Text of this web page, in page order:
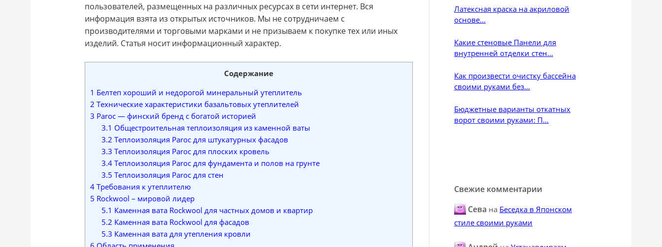
пользователей, размещенных на различных ресурсах в сети интернет. Вся
информация взята из открытых источников. Мы не сотрудничаем с
производителями и торговыми марками и не призываем к покупке тех или иных
изделий. Статья носит информационный характер.
Содержание
1 Белтеп хороший и недорогой минеральный утеплитель
2 Технические характеристики базальтовых утеплителей
3 Paroc — финский бренд с богатой историей
3.1 Общестроительная теплоизоляция из каменной ваты
3.2 Теплоизоляция Paroc для штукатурных фасадов
3.3 Теплоизоляция Paroc для плоских кровель
3.4Теплоизоляция Paroc для фундамента и полов на грунте
3.5 Теплоизоляция Paroc для стен
4 Требования к утеплителю
5 Rockwool – мировой лидер
5.1 Каменная вата Rockwool для частных домов и квартир
5.2 Каменная вата Rockwool для фасадов
5.3 Каменная вата для утепления кровли
Латексная краска на акриловой
основе...
Какие стеновые Панели для
внутренней отделки стен...
Как произвести очистку бассейна
своими руками без...
Бюджетные варианты откатных
ворот своими руками: П...
Свежие комментарии
Сева на Беседка в Японском
стиле своими руками